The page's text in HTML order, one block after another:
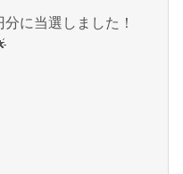
に当選しました！